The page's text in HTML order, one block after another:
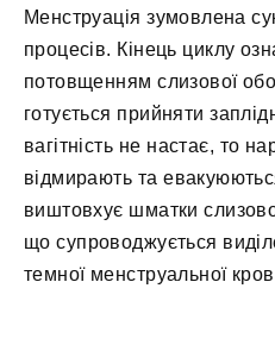
Менструація зумовлена
процесів. Кінець циклу
потовщенням слизової
готується прийняти
вагітність не настає, то
відмирають та
виштовхує шматки
що супроводжується
темної менструальної